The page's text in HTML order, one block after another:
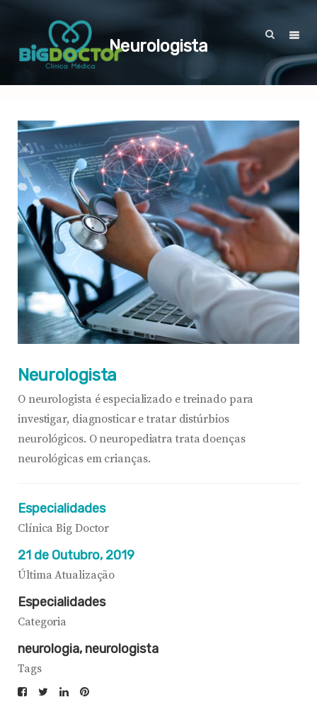
Neurologista
Neurologista
O neurologista é especializado e treinado para
investigar, diagnosticar e tratar distúrbios
neurológicos. O neuropediatra trata doenças
neurológicas em crianças.
Especialidades
Clínica Big Doctor
21 de Outubro, 2019
Última Atualização
Especialidades
Categoria
neurologia neurologista
Tags